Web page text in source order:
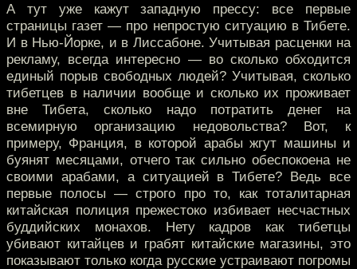
А тут уже кажут западную прессу: все первые
страницы газет — про непростую ситуацию в Тибете.
И в Нью-Йорке, и в Лиссабоне. Учитывая расценки на
рекламу, всегда интересно — во сколько обходится
единый порыв свободных людей? Учитывая, сколько
тибетцев в наличии вообще и сколько их проживает
вне Тибета, сколько надо потратить денег на
всемирную организацию недовольства? Вот, к
примеру, Франция, в которой арабы жгут машины и
буянят месяцами, отчего так сильно обеспокоена не
своими арабами, а ситуацией в Тибете? Ведь все
первые полосы — строго про то, как тоталитарная
китайская полиция прежестоко избивает несчастных
буддийских монахов. Нету кадров как тибетцы
убивают китайцев и грабят китайские магазины, это
показывают только когда русские устраивают погромы